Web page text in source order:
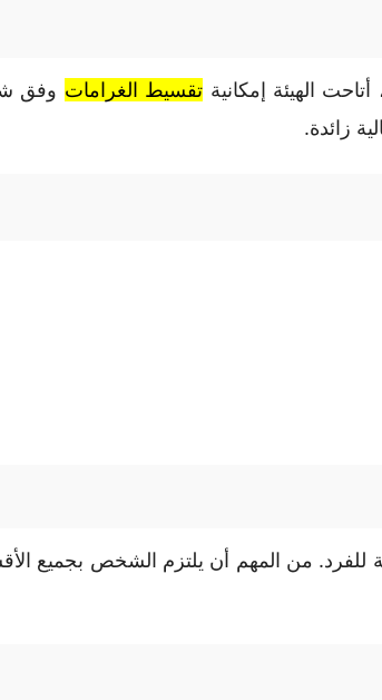
الهيئة إمكانية تقسيط الغرامات وفق
زائدة.
للفرد. من المهم أن يلتزم الشخص بجميع